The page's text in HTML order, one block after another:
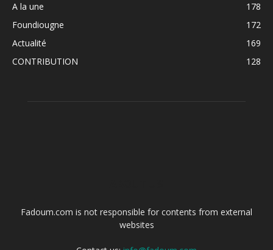
A la une
178
Foundiougne
172
Actualité
169
CONTRIBUTION
128
Fadoum.com is not responsible for contents from external
websites